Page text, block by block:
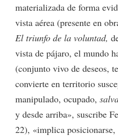
materializada de forma
vista aérea (presente en
El triunfo de la voluntad,
vista de pájaro, el mundo
(conjunto vivo de deseos,
convierte en territorio
manipulado, ocupado,
y desde arriba», suscribe
22), «implica